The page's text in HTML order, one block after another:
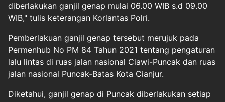
diberlakukan ganjil genap mulai 06.00 WIB s.d 09.00
WIB," tulis keterangan Korlantas Polri.
Pemberlakuan ganjil genap tersebut merujuk pada
Permenhub No PM 84 Tahun 2021 tentang pengaturan
lalu lintas di ruas jalan nasional Ciawi-Puncak dan ruas
jalan nasional Puncak-Batas Kota Cianjur.
Diketahui, ganjil genap di Puncak diberlakukan setiap